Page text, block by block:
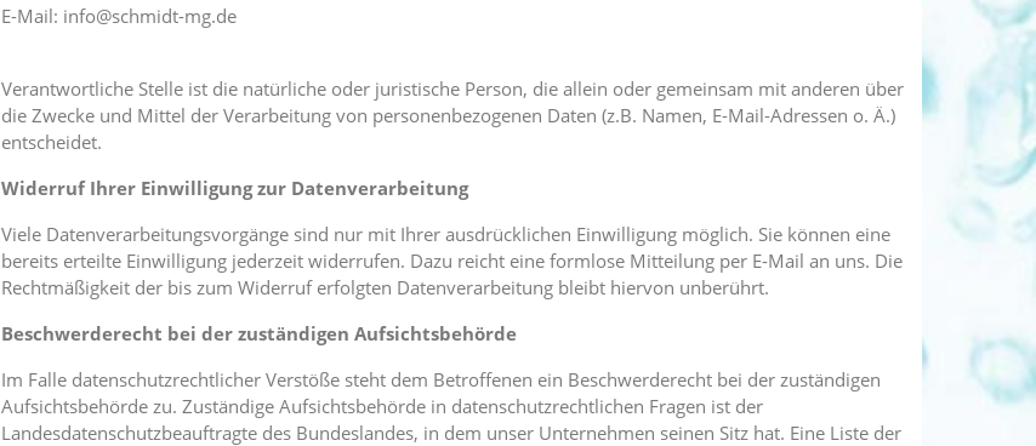
E-Mail: info@schmidt-mg.de
Verantwortliche Stelle ist die natürliche oder juristische Person, die allein oder gemeinsam mit anderen über
die Zwecke und Mittel der Verarbeitung von personenbezogenen Daten (z.B. Namen, E-Mail-Adressen o. Ä.)
entscheidet.
Widerruf Ihrer Einwilligung zur Datenverarbeitung
Viele Datenverarbeitungsvorgänge sind nur mit Ihrer ausdrücklichen Einwilligung möglich. Sie können eine
bereits erteilte Einwilligung jederzeit widerrufen. Dazu reicht eine formlose Mitteilung per E-Mail an uns. Die
Rechtmäßigkeit der bis zum Widerruf erfolgten Datenverarbeitung bleibt hiervon unberührt.
Beschwerderecht bei der zuständigen Aufsichtsbehörde
Im Falle datenschutzrechtlicher Verstöße steht dem Betroffenen ein Beschwerderecht bei der zuständigen
Aufsichtsbehörde zu. Zuständige Aufsichtsbehörde in datenschutzrechtlichen Fragen ist der
Landesdatenschutzbeauftragte des Bundeslandes, in dem unser Unternehmen seinen Sitz hat. Eine Liste der